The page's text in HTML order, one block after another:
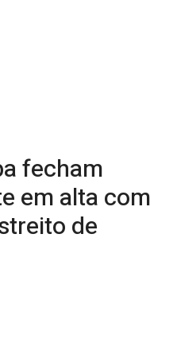
fecham
em alta com
de